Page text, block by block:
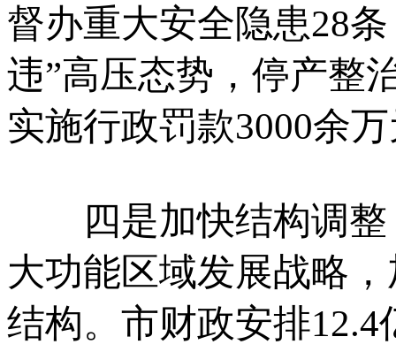
督办重大安全隐患28
违”高压态势，停产整
实施行政罚款3000余
四是加快结构调整
大功能区域发展战略
结构。市财政安排